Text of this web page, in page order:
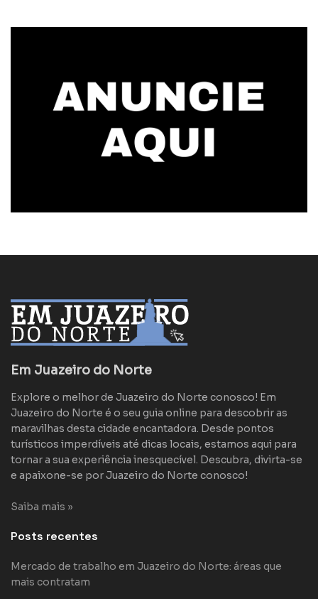
Em Juazeiro do Norte
Explore o melhor de Juazeiro do Norte conosco! Em
Juazeiro do Norte é o seu guia online para descobrir as
maravilhas desta cidade encantadora. Desde pontos
turísticos imperdíveis até dicas locais, estamos aqui para
tornar a sua experiência inesquecível. Descubra, divirta-se
e apaixone-se por Juazeiro do Norte conosco!
Saiba mais »
Posts recentes
Mercado de trabalho em Juazeiro do Norte: áreas que
mais contratam